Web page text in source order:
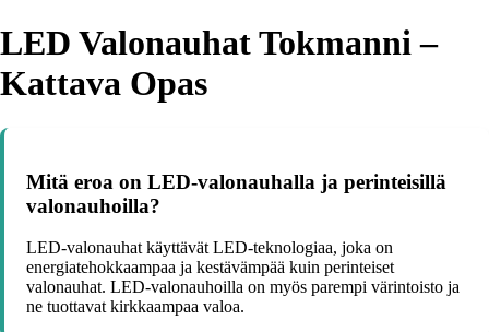
LED Valonauhat Tokmanni –
Kattava Opas
Mitä eroa on LED-valonauhalla ja perinteisillä
valonauhoilla?
LED-valonauhat käyttävät LED-teknologiaa, joka on
energiatehokkaampaa ja kestävämpää kuin perinteiset
valonauhat. LED-valonauhoilla on myös parempi värintoisto ja
ne tuottavat kirkkaampaa valoa.